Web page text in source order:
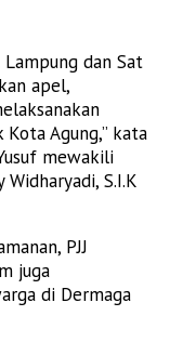
dan Sat
apel,
Agung,” kata
mewakili
S.I.K
PJJ
juga
di Dermaga